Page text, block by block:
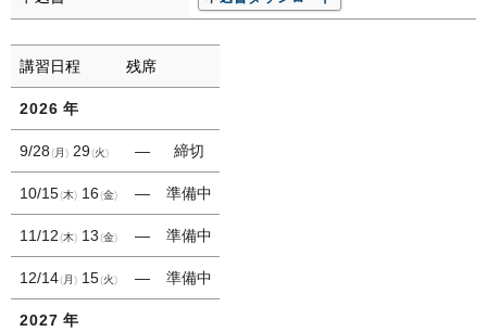
講習日程 残席
2026 年
9/28 月 29 火 ― 締切
10/15 木 16 金 ― 準備中
11/12 木 13 金 ― 準備中
12/14 月 15 火 ― 準備中
2027 年